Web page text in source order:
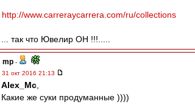
http://www.carreraycarrera.com/ru/collections
... так что Ювелир ОН !!!.....
mp -
31 окт 2016 21:13
Alex_Mc
Какие же суки продуманные ))))